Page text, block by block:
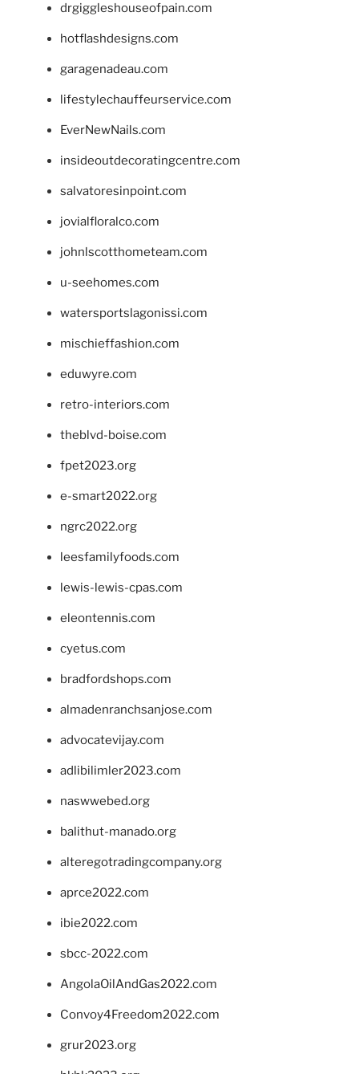
drgiggleshouseofpain.com
hotflashdesigns.com
garagenadeau.com
lifestylechauffeurservice.com
EverNewNails.com
insideoutdecoratingcentre.com
salvatoresinpoint.com
jovialfloralco.com
johnlscotthometeam.com
u-seehomes.com
watersportslagonissi.com
mischieffashion.com
eduwyre.com
retro-interiors.com
theblvd-boise.com
fpet2023.org
e-smart2022.org
ngrc2022.org
leesfamilyfoods.com
lewis-lewis-cpas.com
eleontennis.com
cyetus.com
bradfordshops.com
almadenranchsanjose.com
advocatevijay.com
adlibilimler2023.com
naswwebed.org
balithut-manado.org
alteregotradingcompany.org
aprce2022.com
ibie2022.com
sbcc-2022.com
AngolaOilAndGas2022.com
Convoy4Freedom2022.com
grur2023.org